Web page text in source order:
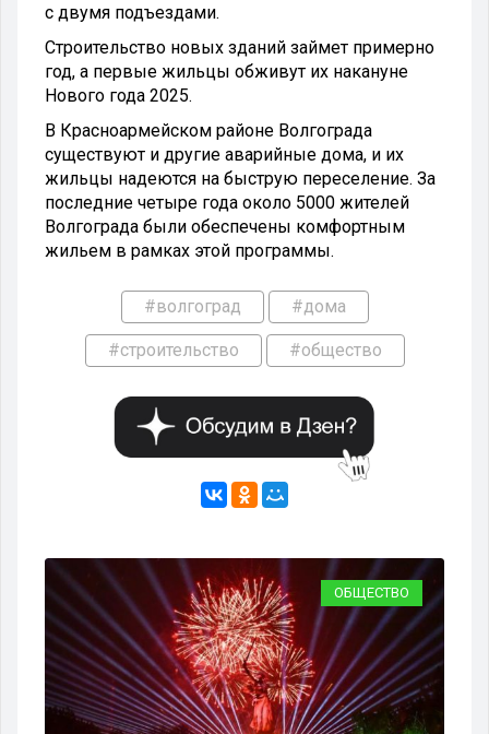
с двумя подъездами.
Строительство новых зданий займет примерно
год, а первые жильцы обживут их накануне
Нового года 2025.
В Красноармейском районе Волгограда
существуют и другие аварийные дома, и их
жильцы надеются на быструю переселение. За
последние четыре года около 5000 жителей
Волгограда были обеспечены комфортным
жильем в рамках этой программы.
#волгоград #дома
#строительство #общество
ОБЩЕСТВО